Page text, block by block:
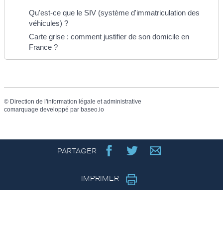
Qu'est-ce que le SIV (système d'immatriculation des
véhicules) ?
Carte grise : comment justifier de son domicile en
France ?
© Direction de l'information légale et administrative
comarquage developpé par baseo.io
PARTAGER
IMPRIMER